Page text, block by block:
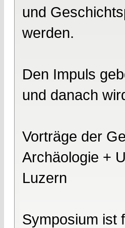
und
werden.
Den Impuls
und danach
Vorträge der
Archäologie +
Luzern
Symposium ist